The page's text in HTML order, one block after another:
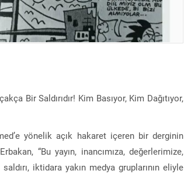
Bir Saldırıdır! Kim Basıyor, Kim Dağıtıyor,
yönelik açık hakaret içeren bir derginin
“Bu yayın, inancımıza, değerlerimize,
iktidara yakın medya gruplarının eliyle